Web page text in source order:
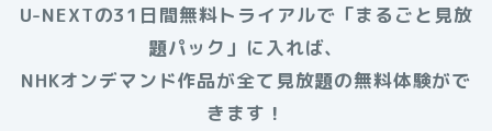
U-NEXTの31日間無料トライアルで「まるごと見放
題パック」に入れば、
NHKオンデマンド作品が全て見放題の無料体験がで
きます！